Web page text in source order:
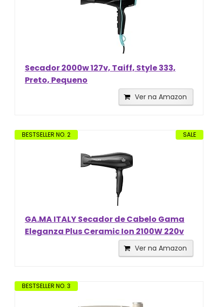
Secador 2000w 127v, Taiff, Style 333,
Preto, Pequeno
Ver na Amazon
SALE
BESTSELLER NO. 2
GA.MA ITALY Secador de Cabelo Gama
Eleganza Plus Ceramic Ion 2100W 220v
Ver na Amazon
BESTSELLER NO. 3